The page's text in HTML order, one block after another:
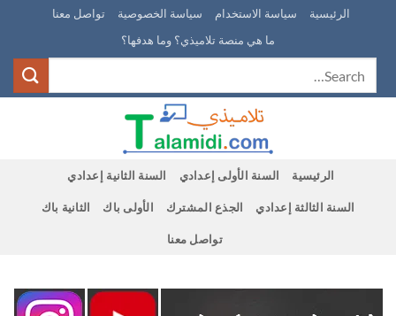
content
الرئيسية سياسة الاستخدام سياسة الخصوصية
تواصل معنا
ما هي منصة تلاميذي؟ وما هدفها؟
الرئيسية السنة الأولى إعدادي السنة الثانية إعدادي
السنة الثالثة إعدادي الجذع المشترك الأولى باك الثانية باك
تواصل معنا